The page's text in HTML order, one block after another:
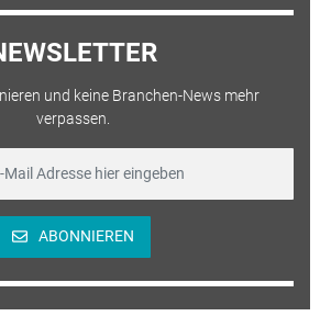
und keine Branchen-News mehr
verpassen.
ABONNIEREN